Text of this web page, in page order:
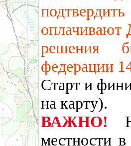
оплачивают
решения
федерации
Старт и
на карту).
ВАЖНО!
местности